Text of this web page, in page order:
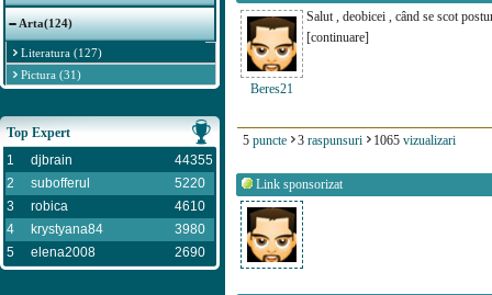
Arta(124)
Literatura (127)
Pictura (31)
Top Expert
1
djbrain
44355
2
subofferul
5220
3
robica
4610
4
krystyana84
3980
5
elena2008 2690
Beres21
Salut , deobicei , când se scot
[continuare]
5 puncte 3 raspunsuri 1065 vizualizari
Link sponsorizat